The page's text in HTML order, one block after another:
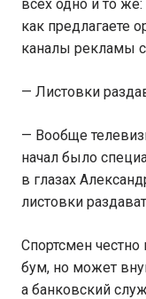
всех одно и то
как предлагаете
каналы рекламы
— Листовки
— Вообще
начал было
в глазах
листовки
Спортсмен
бум, но может
а банковский